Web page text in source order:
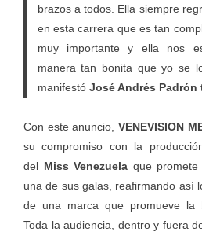
brazos a todos. Ella siempre
en esta carrera que es tan
muy importante y ella nos
manera tan bonita que yo se
manifestó José Andrés Padrón
Con este anuncio, VENEVISION
su compromiso con la
del Miss Venezuela que
una de sus galas, reafirmando así
de una marca que promueve la
Toda la audiencia, dentro y fuera